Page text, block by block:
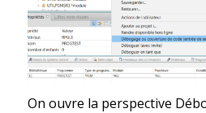
On ouvre la perspective